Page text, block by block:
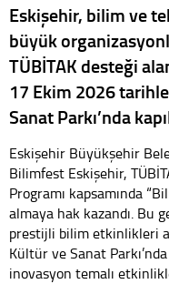
Eskişehir, bilim ve
büyük
TÜBİTAK desteği
17 Ekim 2026
Sanat Parkı’nda
Eskişehir Büyükşehir
Bilimfest Eskişehir,
Programı kapsamında
almaya hak kazandı. Bu
prestijli bilim etkinlikleri
Kültür ve Sanat
inovasyon temalı